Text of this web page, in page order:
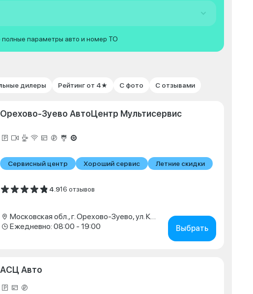
параметры авто и номер ТО
дилеры Рейтинг от 4★ С фото С отзывами
Орехово-Зуево АвтоЦентр Мультисервис
Сервисный центр Хороший сервис Летние скидки
4.916 отзывов
Московская обл., г. Орехово-Зуево, ул. Красина, д. 4
Ежедневно: 08:00 - 19:00
Выбрать
АСЦ Авто